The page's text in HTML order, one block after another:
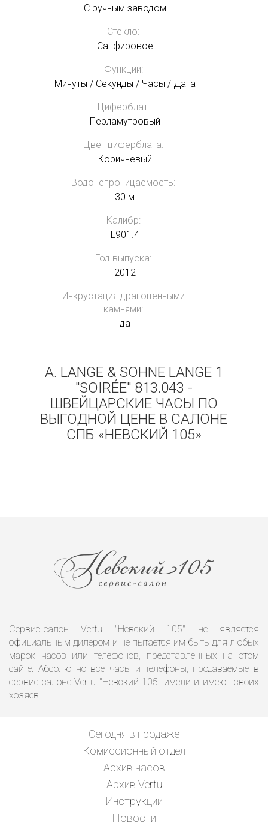
С ручным заводом
Стекло:
Сапфировое
Функции:
Минуты / Секунды / Часы / Дата
Циферблат:
Перламутровый
Цвет циферблата:
Коричневый
Водонепроницаемость:
30 м
Калибр:
L901.4
Год выпуска:
2012
Инкрустация драгоценными
камнями:
да
A. LANGE & SOHNE LANGE 1
"SOIRÉE" 813.043 -
ШВЕЙЦАРСКИЕ ЧАСЫ ПО
ВЫГОДНОЙ ЦЕНЕ В САЛОНЕ
СПБ «НЕВСКИЙ 105»
Сервис-салон Vertu "Невский 105" не является
официальным дилером и не пытается им быть для любых
марок часов или телефонов, представленных на этом
сайте. Абсолютно все часы и телефоны, продаваемые в
сервис-салоне Vertu "Невский 105" имели и имеют своих
хозяев.
Сегодня в продаже
Комиссионный отдел
Архив часов
Архив Vertu
Инструкции
Новости